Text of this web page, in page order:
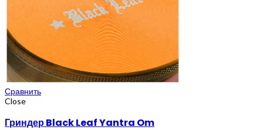
Сравнить
Close
Гриндер Black Leaf Yantra Om